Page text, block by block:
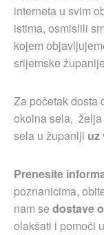
interneta u svim
istima, osmislili
kojem
srijemske
Za početak dosta
okolna sela, želja
sela u županiji uz
Prenesite
poznanicima,
nam sedostave
olakšati i pomoći